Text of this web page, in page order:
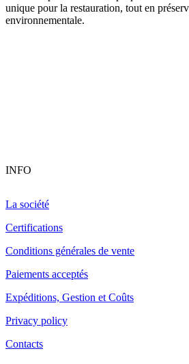
unique pour la restauration, tout en
environnementale.
INFO
La société
Certifications
Conditions générales de vente
Paiements acceptés
Expéditions, Gestion et Coûts
Privacy policy
Contacts